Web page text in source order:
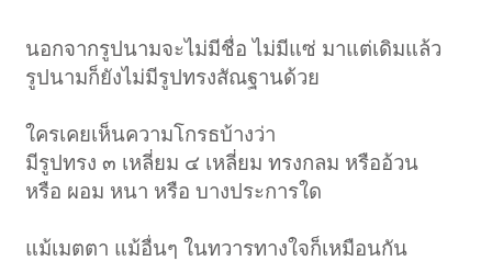
นอกจากรูปนามจะไม่มีชื่อ ไม่มีแซ่ มาแต่เดิมแล้ว
รูปนามก็ยังไม่มีรูปทรงสัณฐานด้วย
ใครเคยเห็นความโกรธบ้างว่า
มีรูปทรง ๓ เหลี่ยม ๔ เหลี่ยม ทรงกลม หรืออ้วน
หรือ ผอม หนา หรือ บางประการใด
แม้เมตตา แม้อื่นๆ ในทวารทางใจก็เหมือนกัน